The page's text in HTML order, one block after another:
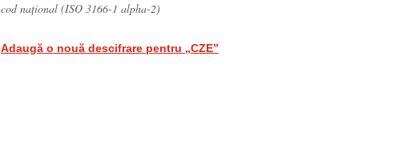
cod național (ISO 3166-1 alpha-2)
Adaugă o nouă descifrare pentru „CZE”